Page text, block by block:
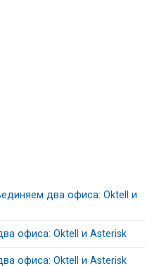
два офиса: Oktell и
офиса: Oktell и Asterisk
офиса: Oktell и Asterisk